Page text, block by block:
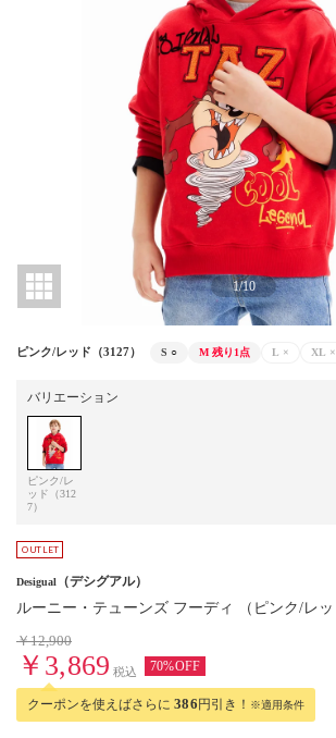
1/10
ピンク/レッド（3127） S ○ M 残り1点 L × XL ×
バリエーション
ピンク/レ
ッド（312
7）
Desigual （デシグアル）
ルーニー・テューンズ フーディ （ピンク/レッ
￥12,900
￥3,869 税込 70%OFF
クーポンを使えばさらに 386円引き！ ※適用条件